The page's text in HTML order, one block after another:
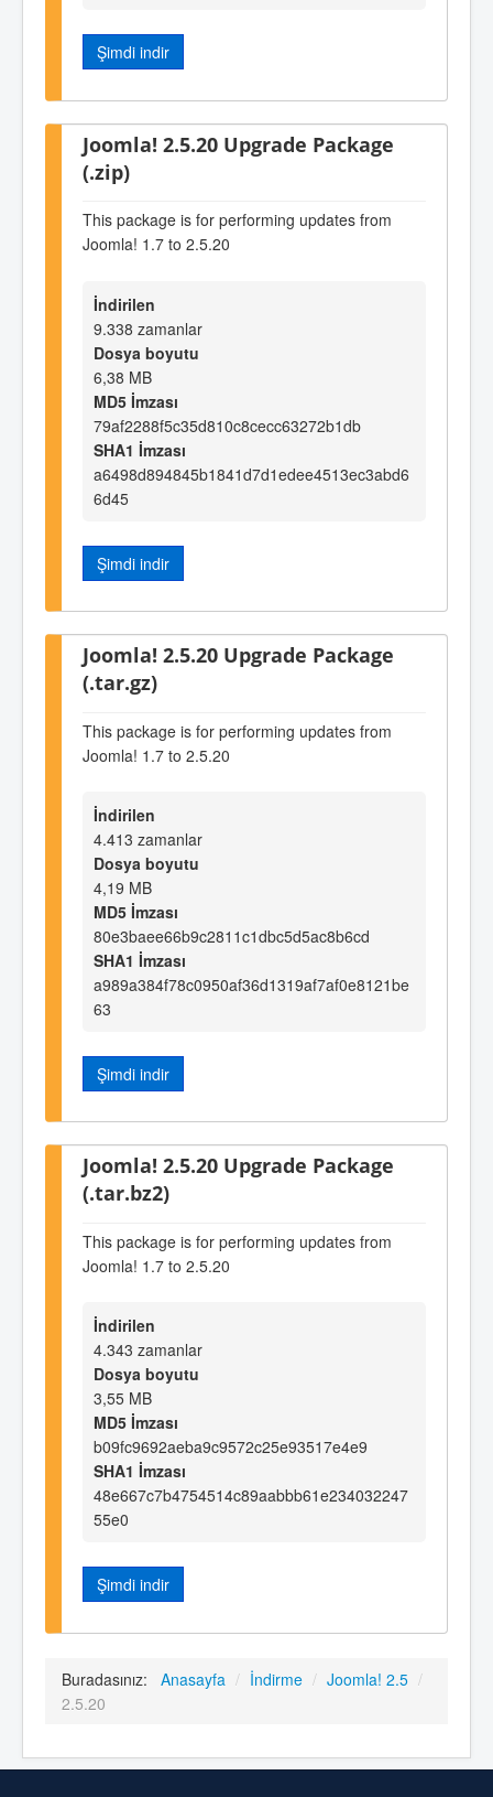
Şimdi indir
Joomla! 2.5.20 Upgrade Package
(.zip)
This package is for performing updates from
Joomla! 1.7 to 2.5.20
İndirilen
9.338 zamanlar
Dosya boyutu
6,38 MB
MD5 İmzası
79af2288f5c35d810c8cecc63272b1db
SHA1 İmzası
a6498d894845b1841d7d1edee4513ec3abd6
6d45
Şimdi indir
Joomla! 2.5.20 Upgrade Package
(.tar.gz)
This package is for performing updates from
Joomla! 1.7 to 2.5.20
İndirilen
4.413 zamanlar
Dosya boyutu
4,19 MB
MD5 İmzası
80e3baee66b9c2811c1dbc5d5ac8b6cd
SHA1 İmzası
a989a384f78c0950af36d1319af7af0e8121be
63
Şimdi indir
Joomla! 2.5.20 Upgrade Package
(.tar.bz2)
This package is for performing updates from
Joomla! 1.7 to 2.5.20
İndirilen
4.343 zamanlar
Dosya boyutu
3,55 MB
MD5 İmzası
b09fc9692aeba9c9572c25e93517e4e9
SHA1 İmzası
48e667c7b4754514c89aabbb61e234032247
55e0
Şimdi indir
Buradasınız: Anasayfa / İndirme / Joomla! 2.5 /
2.5.20